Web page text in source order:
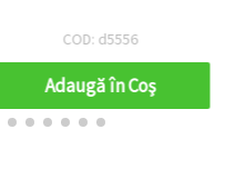
COD: d5556
Adaugă în Coş